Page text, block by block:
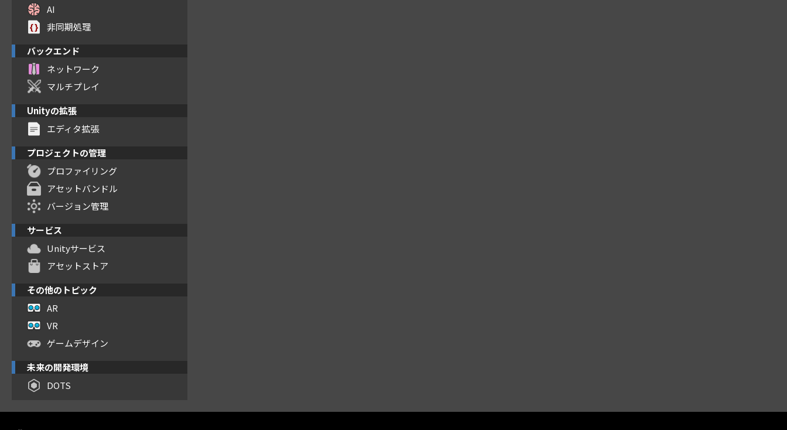
AI
非同期処理
バックエンド
ネットワーク
マルチプレイ
Unityの拡張
エディタ拡張
プロジェクトの管理
プロファイリング
アセットバンドル
バージョン管理
サービス
Unityサービス
アセットストア
その他のトピック
AR
VR
ゲームデザイン
未来の開発環境
DOTS